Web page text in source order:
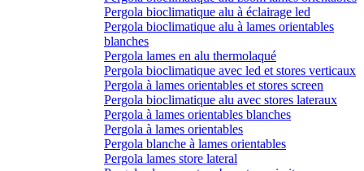
Pergola bioclimatique alu à éclairage led
Pergola bioclimatique alu à lames orientables
blanches
Pergola lames en alu thermolaqué
Pergola bioclimatique avec led et stores verticaux
Pergola à lames orientables et stores screen
Pergola bioclimatique alu avec stores lateraux
Pergola à lames orientables blanches
Pergola à lames orientables
Pergola blanche à lames orientables
Pergola lames store lateral